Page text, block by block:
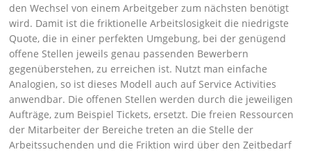
den Wechsel von einem Arbeitgeber zum nächsten benötigt
wird. Damit ist die friktionelle Arbeitslosigkeit die niedrigste
Quote, die in einer perfekten Umgebung, bei der genügend
offene Stellen jeweils genau passenden Bewerbern
gegenüberstehen, zu erreichen ist. Nutzt man einfache
Analogien, so ist dieses Modell auch auf Service Activities
anwendbar. Die offenen Stellen werden durch die jeweiligen
Aufträge, zum Beispiel Tickets, ersetzt. Die freien Ressourcen
der Mitarbeiter der Bereiche treten an die Stelle der
Arbeitssuchenden und die Friktion wird über den Zeitbedarf